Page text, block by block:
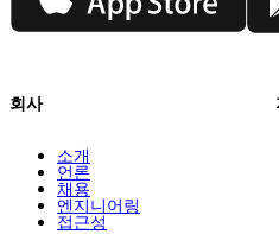
회사
소개
언론
채용
엔지니어링
접근성